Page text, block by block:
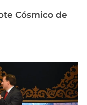
Cósmico de